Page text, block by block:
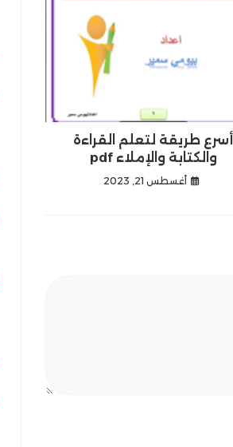
أسرع طريقة لتعلم القراءة
والكتابة والإملاء pdf
أغسطس 21, 2023